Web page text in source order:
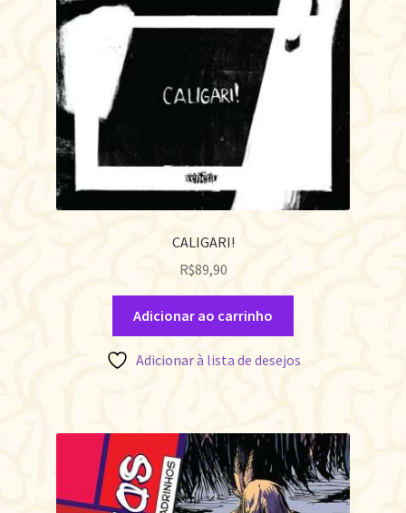
CALIGARI!
R$89,90
Adicionar ao carrinho
Adicionar à lista de desejos